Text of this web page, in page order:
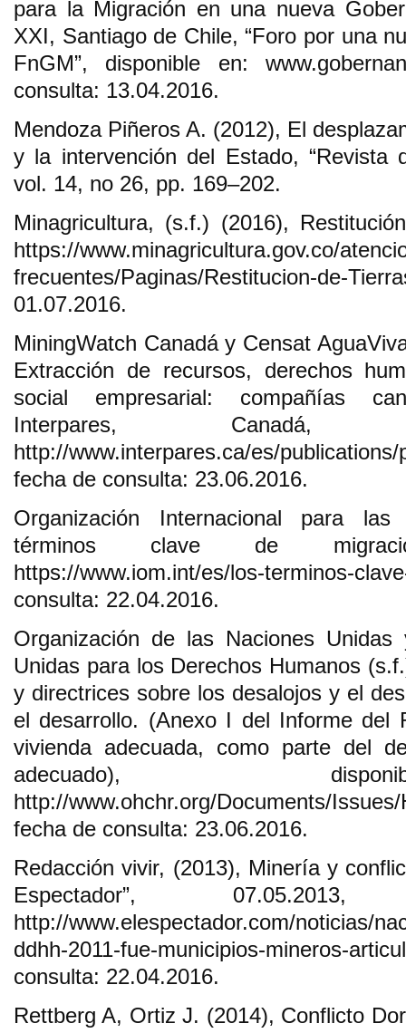
para la Migración en una nueva
XXI, Santiago de Chile, “Foro por una
FnGM”, disponible en:
consulta: 13.04.2016.
Mendoza Piñeros A. (2012), El
y la intervención del Estado, “Revista
vol. 14, no 26, pp. 169–202.
Minagricultura, (s.f.) (2016),
https://www.minagricultura.gov.co/
frecuentes/Paginas/Restitucion-de-
01.07.2016.
MiningWatch Canadá y Censat
Extracción de recursos, derechos
social empresarial: compañías
Interpares, Canadá,
http://www.interpares.ca/es/
fecha de consulta: 23.06.2016.
Organización Internacional para
términos clave de
https://www.iom.int/es/los-terminos-
consulta: 22.04.2016.
Organización de las Naciones
Unidas para los Derechos Humanos
y directrices sobre los desalojos y el
el desarrollo. (Anexo I del Informe del
vivienda adecuada, como parte del
adecuado),
http://www.ohchr.org/Documents/
fecha de consulta: 23.06.2016.
Redacción vivir, (2013), Minería y
Espectador”,
http://www.elespectador.com/noticias/
ddhh-2011-fue-municipios-mineros-
consulta: 22.04.2016.
Rettberg A, Ortiz J. (2014), Conflicto